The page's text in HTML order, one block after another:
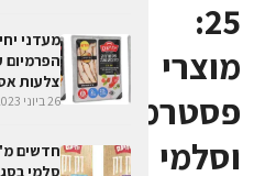
25:
מוצרי
פסטרמה
וסלמי
מעדני
צלעות
26 ביוני 2023
חדשים
סלמי